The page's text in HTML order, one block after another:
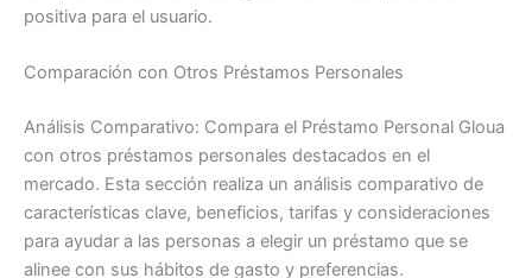
positiva para el usuario.
Comparación con Otros Préstamos Personales
Análisis Comparativo: Compara el Préstamo Personal Gloua
con otros préstamos personales destacados en el
mercado. Esta sección realiza un análisis comparativo de
características clave, beneficios, tarifas y consideraciones
para ayudar a las personas a elegir un préstamo que se
alinee con sus hábitos de gasto y preferencias.